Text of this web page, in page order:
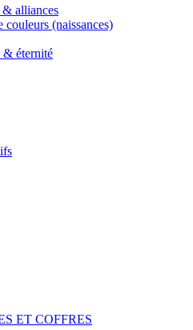
& alliances
couleurs (naissances)
& éternité
ET COFFRES